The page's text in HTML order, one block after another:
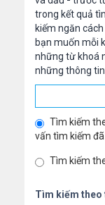
trong kết quả
kiếm ngăn
bạn muốn mỗi
những từ khoá
những thông
Tìm kiếm
vấn tìm kiếm
Tìm kiếm
Tìm kiếm theo